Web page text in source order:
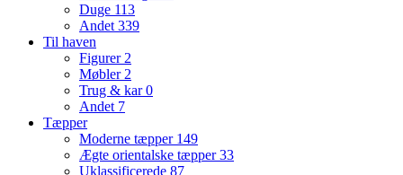
Duge 113
Andet 339
Til haven
Figurer 2
Møbler 2
Trug & kar0
Andet 7
Tæpper
Moderne tæpper 149
Ægte orientalske tæpper33
Uklassificerede 87